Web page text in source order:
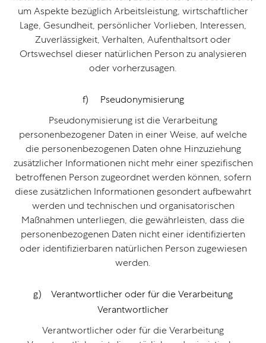
um Aspekte bezüglich Arbeitsleistung, wirtschaftlicher
Lage, Gesundheit, persönlicher Vorlieben, Interessen,
Zuverlässigkeit, Verhalten, Aufenthaltsort oder
Ortswechsel dieser natürlichen Person zu analysieren
oder vorherzusagen.
f) Pseudonymisierung
Pseudonymisierung ist die Verarbeitung
personenbezogener Daten in einer Weise, auf welche
die personenbezogenen Daten ohne Hinzuziehung
zusätzlicher Informationen nicht mehr einer spezifischen
betroffenen Person zugeordnet werden können, sofern
diese zusätzlichen Informationen gesondert aufbewahrt
werden und technischen und organisatorischen
Maßnahmen unterliegen, die gewährleisten, dass die
personenbezogenen Daten nicht einer identifizierten
oder identifizierbaren natürlichen Person zugewiesen
werden.
g) Verantwortlicher oder für die Verarbeitung
Verantwortlicher
Verantwortlicher oder für die Verarbeitung